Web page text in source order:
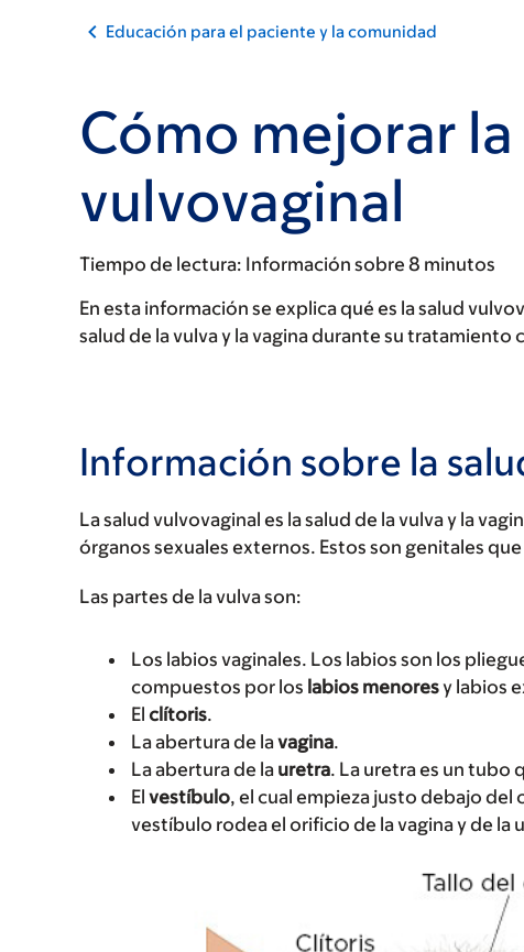
Educación para el paciente y la comunidad
Cómo mejorar la
vulvovaginal
Tiempo de lectura: Información sobre 8 minutos
En esta información se explica qué es la salud
salud de la vulva y la vagina durante su tratamiento
Información sobre la
La salud vulvovaginal es la salud de la vulva y la
órganos sexuales externos. Estos son genitales
Las partes de la vulva son‎:
Los labios vaginales. Los labios son los
compuestos por los labios menoresy labios
El clítoris.
La abertura de lavagina.
La abertura de la uretra. La uretra es un tubo
El vestíbulo, el cual empieza justo debajo del
vestíbulo rodea el orificio de la vagina y de la